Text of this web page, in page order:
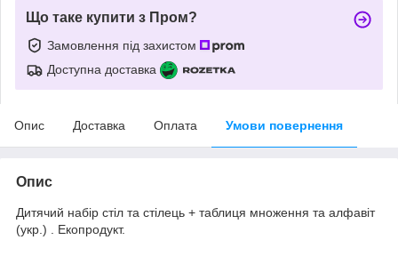
Що таке купити з Пром?
Замовлення під захистом
Доступна доставка
Опис Доставка Оплата Умови повернення
Опис
Дитячий набір стіл та стілець + таблиця множення та алфавіт
(укр.) . Екопродукт.